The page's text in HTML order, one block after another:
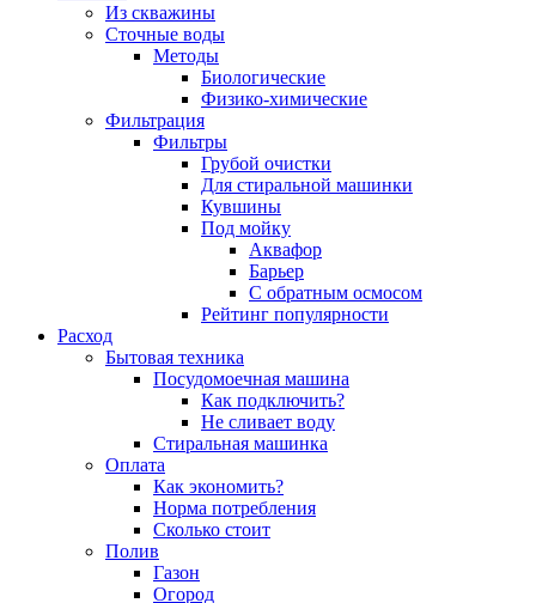
Из скважины
Сточные воды
Методы
Биологические
Физико-химические
Фильтрация
Фильтры
Грубой очистки
Для стиральной машинки
Кувшины
Под мойку
Аквафор
Барьер
С обратным осмосом
Рейтинг популярности
Расход
Бытовая техника
Посудомоечная машина
Как подключить?
Не сливает воду
Стиральная машинка
Оплата
Как экономить?
Норма потребления
Сколько стоит
Полив
Газон
Огород